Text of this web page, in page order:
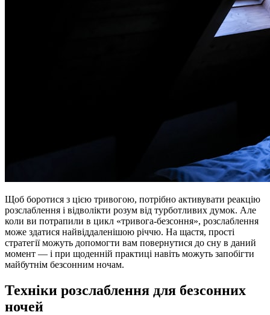
Щоб боротися з цією тривогою, потрібно активувати реакцію
розслаблення і відволікти розум від турботливих думок. Але
коли ви потрапили в цикл «тривога-безсоння», розслаблення
може здатися найвіддаленішою річчю. На щастя, прості
стратегії можуть допомогти вам повернутися до сну в даний
момент — і при щоденній практиці навіть можуть запобігти
майбутнім безсонним ночам.
Техніки розслаблення для безсонних
ночей